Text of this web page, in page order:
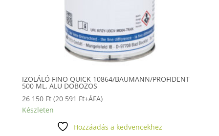
IZOLÁLÓ FINO QUICK 10864/BAUMANN/PROFIDENT
500 ML, ALU DOBOZOS
26 150 Ft (20 591 Ft+ÁFA)
Készleten
Hozzáadás a kedvencekhez